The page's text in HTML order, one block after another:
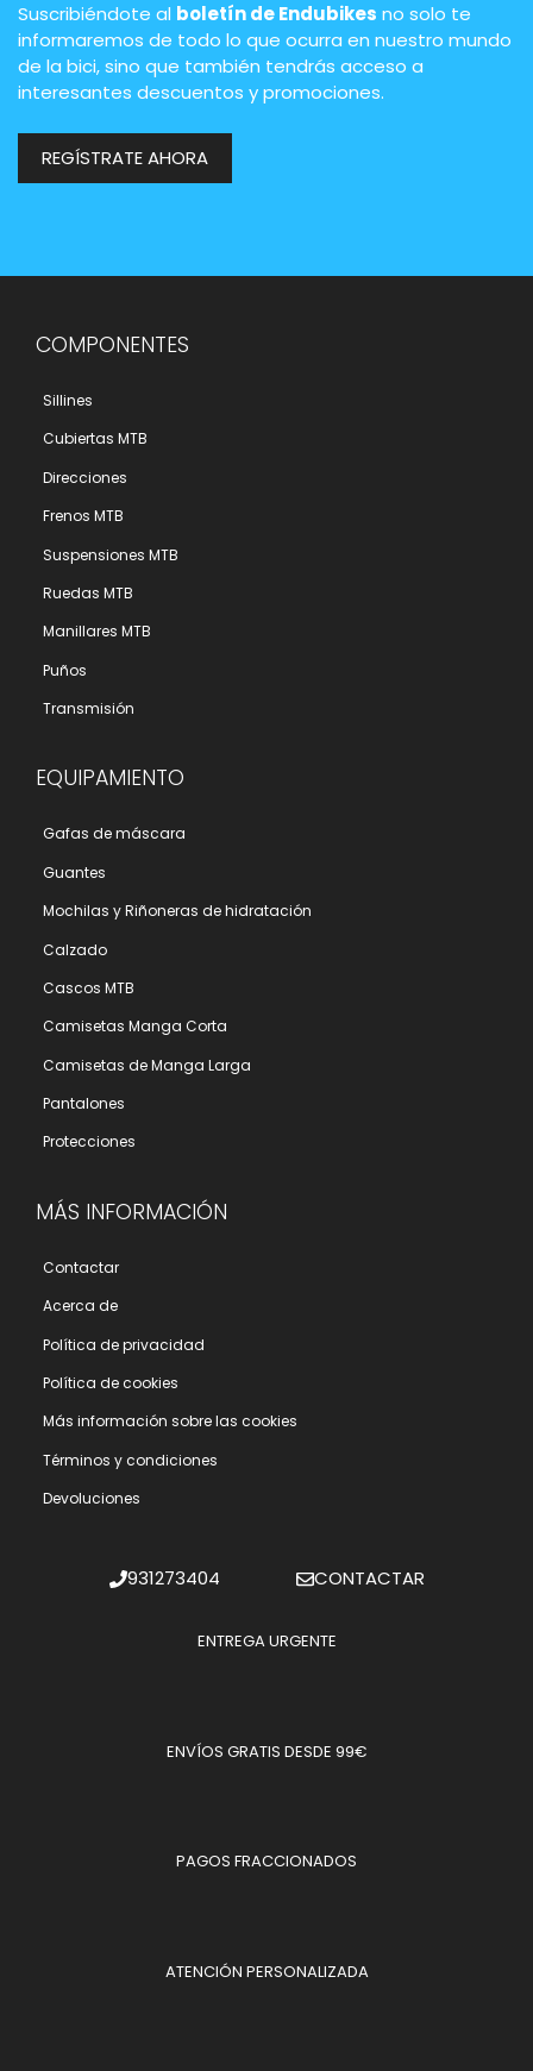
Suscribiéndote al boletín de Endubikes no solo te
informaremos de todo lo que ocurra en nuestro mundo
de la bici, sino que también tendrás acceso a
interesantes descuentos y promociones.
REGÍSTRATE AHORA
COMPONENTES
Sillines
Cubiertas MTB
Direcciones
Frenos MTB
Suspensiones MTB
Ruedas MTB
Manillares MTB
Puños
Transmisión
EQUIPAMIENTO
Gafas de máscara
Guantes
Mochilas y Riñoneras de hidratación
Calzado
Cascos MTB
Camisetas Manga Corta
Camisetas de Manga Larga
Pantalones
Protecciones
MÁS INFORMACIÓN
Contactar
Acerca de
Polí­tica de privacidad
Polí­tica de cookies
Más información sobre las cookies
Términos y condiciones
Devoluciones
931273404 CONTACTAR
ENTREGA URGENTE
ENVÍOS GRATIS DESDE 99€
PAGOS FRACCIONADOS
ATENCIÓN PERSONALIZADA